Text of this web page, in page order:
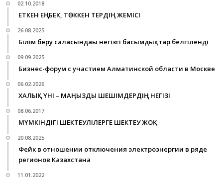
02.10.2018
ЕТКЕН ЕҢБЕК, ТӨККЕН ТЕРДІҢ ЖЕМІСІ
26.08.2025
Білім беру саласындағы негізгі басымдықтар белгіленді
09.09.2025
Бизнес-форум с участием Алматинской области в Москве
06.02.2026
ХАЛЫҚ ҮНІ – МАҢЫЗДЫ ШЕШІМДЕРДІҢ НЕГІЗІ
08.06.2017
МҮМКІНДІГІ ШЕКТЕУЛІЛЕРГЕ ШЕКТЕУ ЖОҚ
20.08.2025
Фейк в отношении отключения электроэнергии в ряде
регионов Казахстана
11.01.2022